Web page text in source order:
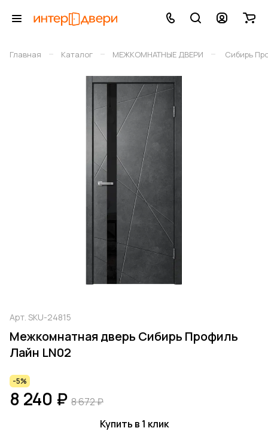
Главная – Каталог – МЕЖКОМНАТНЫЕ ДВЕРИ – Сибирь
Арт. SKU-24815
Межкомнатная дверь Сибирь Профиль
Лайн LN02
-5%
8 240 ₽ 8 672 ₽
Купить в 1 клик